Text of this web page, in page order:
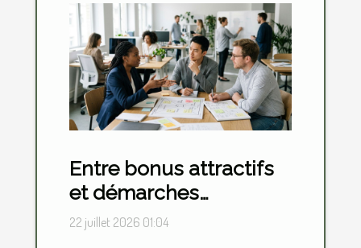
Entre bonus attractifs
et démarches
d’inscription, où se
22 juillet 2026 01:04